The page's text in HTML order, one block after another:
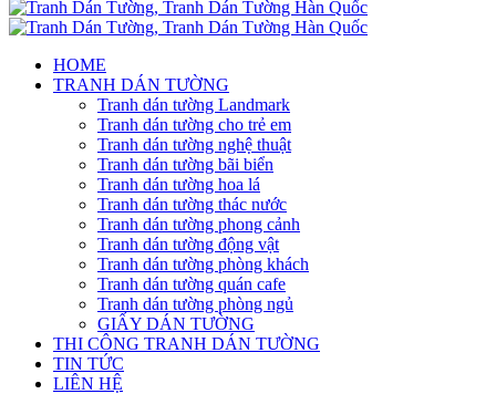
HOME
TRANH DÁN TƯỜNG
Tranh dán tường Landmark
Tranh dán tường cho trẻ em
Tranh dán tường nghệ thuật
Tranh dán tường bãi biển
Tranh dán tường hoa lá
Tranh dán tường thác nước
Tranh dán tường phong cảnh
Tranh dán tường động vật
Tranh dán tường phòng khách
Tranh dán tường quán cafe
Tranh dán tường phòng ngủ
GIẤY DÁN TƯỜNG
THI CÔNG TRANH DÁN TƯỜNG
TIN TỨC
LIÊN HỆ